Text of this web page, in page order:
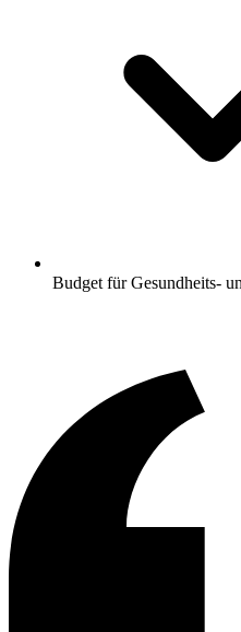
Budget für Gesundheits-